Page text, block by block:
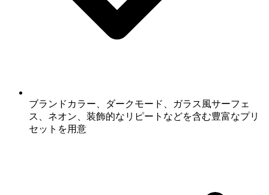
ブランドカラー、ダークモード、ガラス風サーフェ
ス、ネオン、装飾的なリピートなどを含む豊富なプリ
セットを用意